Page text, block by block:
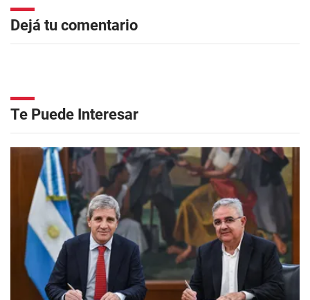
Dejá tu comentario
Te Puede Interesar